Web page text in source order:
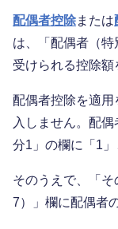
配偶者控除または
は、「配偶者（
受けられる控除額
配偶者控除を適
入しません。配
分1」の欄に「1」
そのうえで、「
7）」欄に配偶者